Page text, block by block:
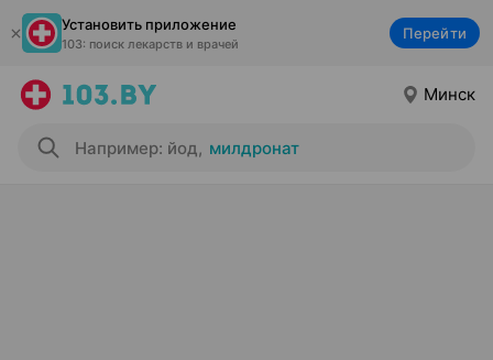
Установить приложение
103: поиск лекарств и врачей
Перейти
Минск
Например: йод, милдронат